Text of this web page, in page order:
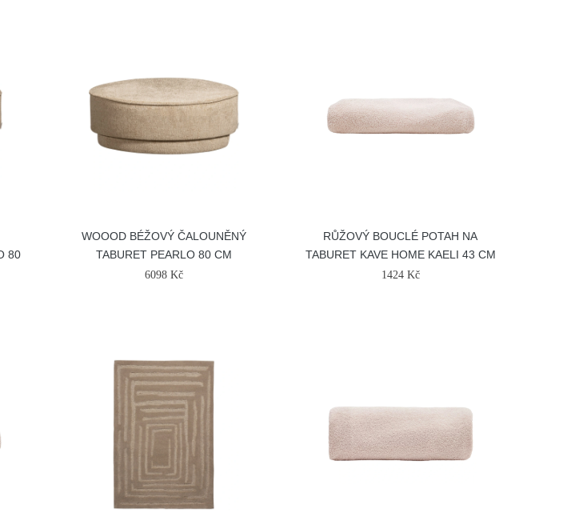
80
WOOOD BÉŽOVÝ ČALOUNĚNÝ
TABURET PEARLO 80 CM
6098 Kč
RŮŽOVÝ BOUCLÉ POTAH NA
TABURET KAVE HOME KAELI 43 CM
1424 Kč